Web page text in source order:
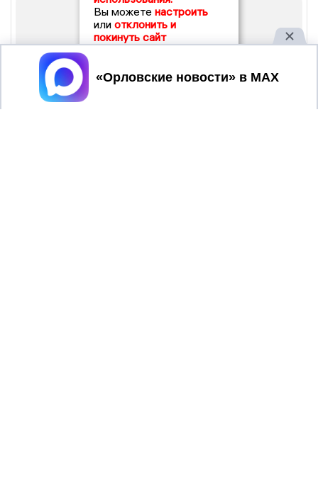
Вы можете настроить
или отклонить и
покинуть сайт
Принять